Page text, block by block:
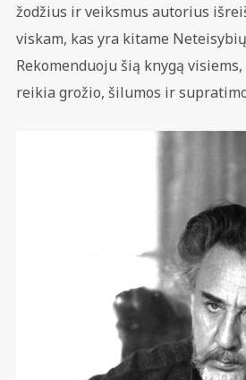
žodžius ir veiksmus autorius
viskam, kas yra kitame
Rekomenduoju šią knygą
reikia grožio, šilumos ir